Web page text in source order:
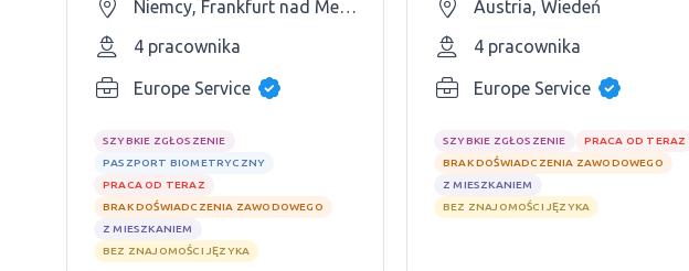
Niemcy, Frankfurt nad Menem
4 pracownika
Europe Service
SZYBKIE ZGŁOSZENIE
PASZPORT BIOMETRYCZNY
PRACA OD TERAZ
BRAK DOŚWIADCZENIA ZAWODOWEGO
Z MIESZKANIEM
BEZ ZNAJOMOŚCI JĘZYKA
Austria, Wiedeń
4 pracownika
Europe Service
SZYBKIE ZGŁOSZENIE
PRACA OD TERAZ
BRAK DOŚWIADCZENIA ZAWODOWEGO
Z MIESZKANIEM
BEZ ZNAJOMOŚCI JĘZYKA